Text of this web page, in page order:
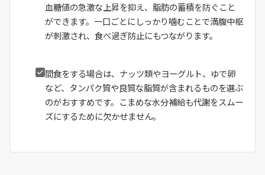
血糖値の急激な上昇を抑え、脂肪の蓄積を防ぐこと
ができます。一口ごとにしっかり噛むことで満腹中枢
が刺激され、食べ過ぎ防止にもつながります。
間食をする場合は、ナッツ類やヨーグルト、ゆで卵
など、タンパク質や良質な脂質が含まれるものを選ぶ
のがおすすめです。こまめな水分補給も代謝をスムー
ズにするために欠かせません。